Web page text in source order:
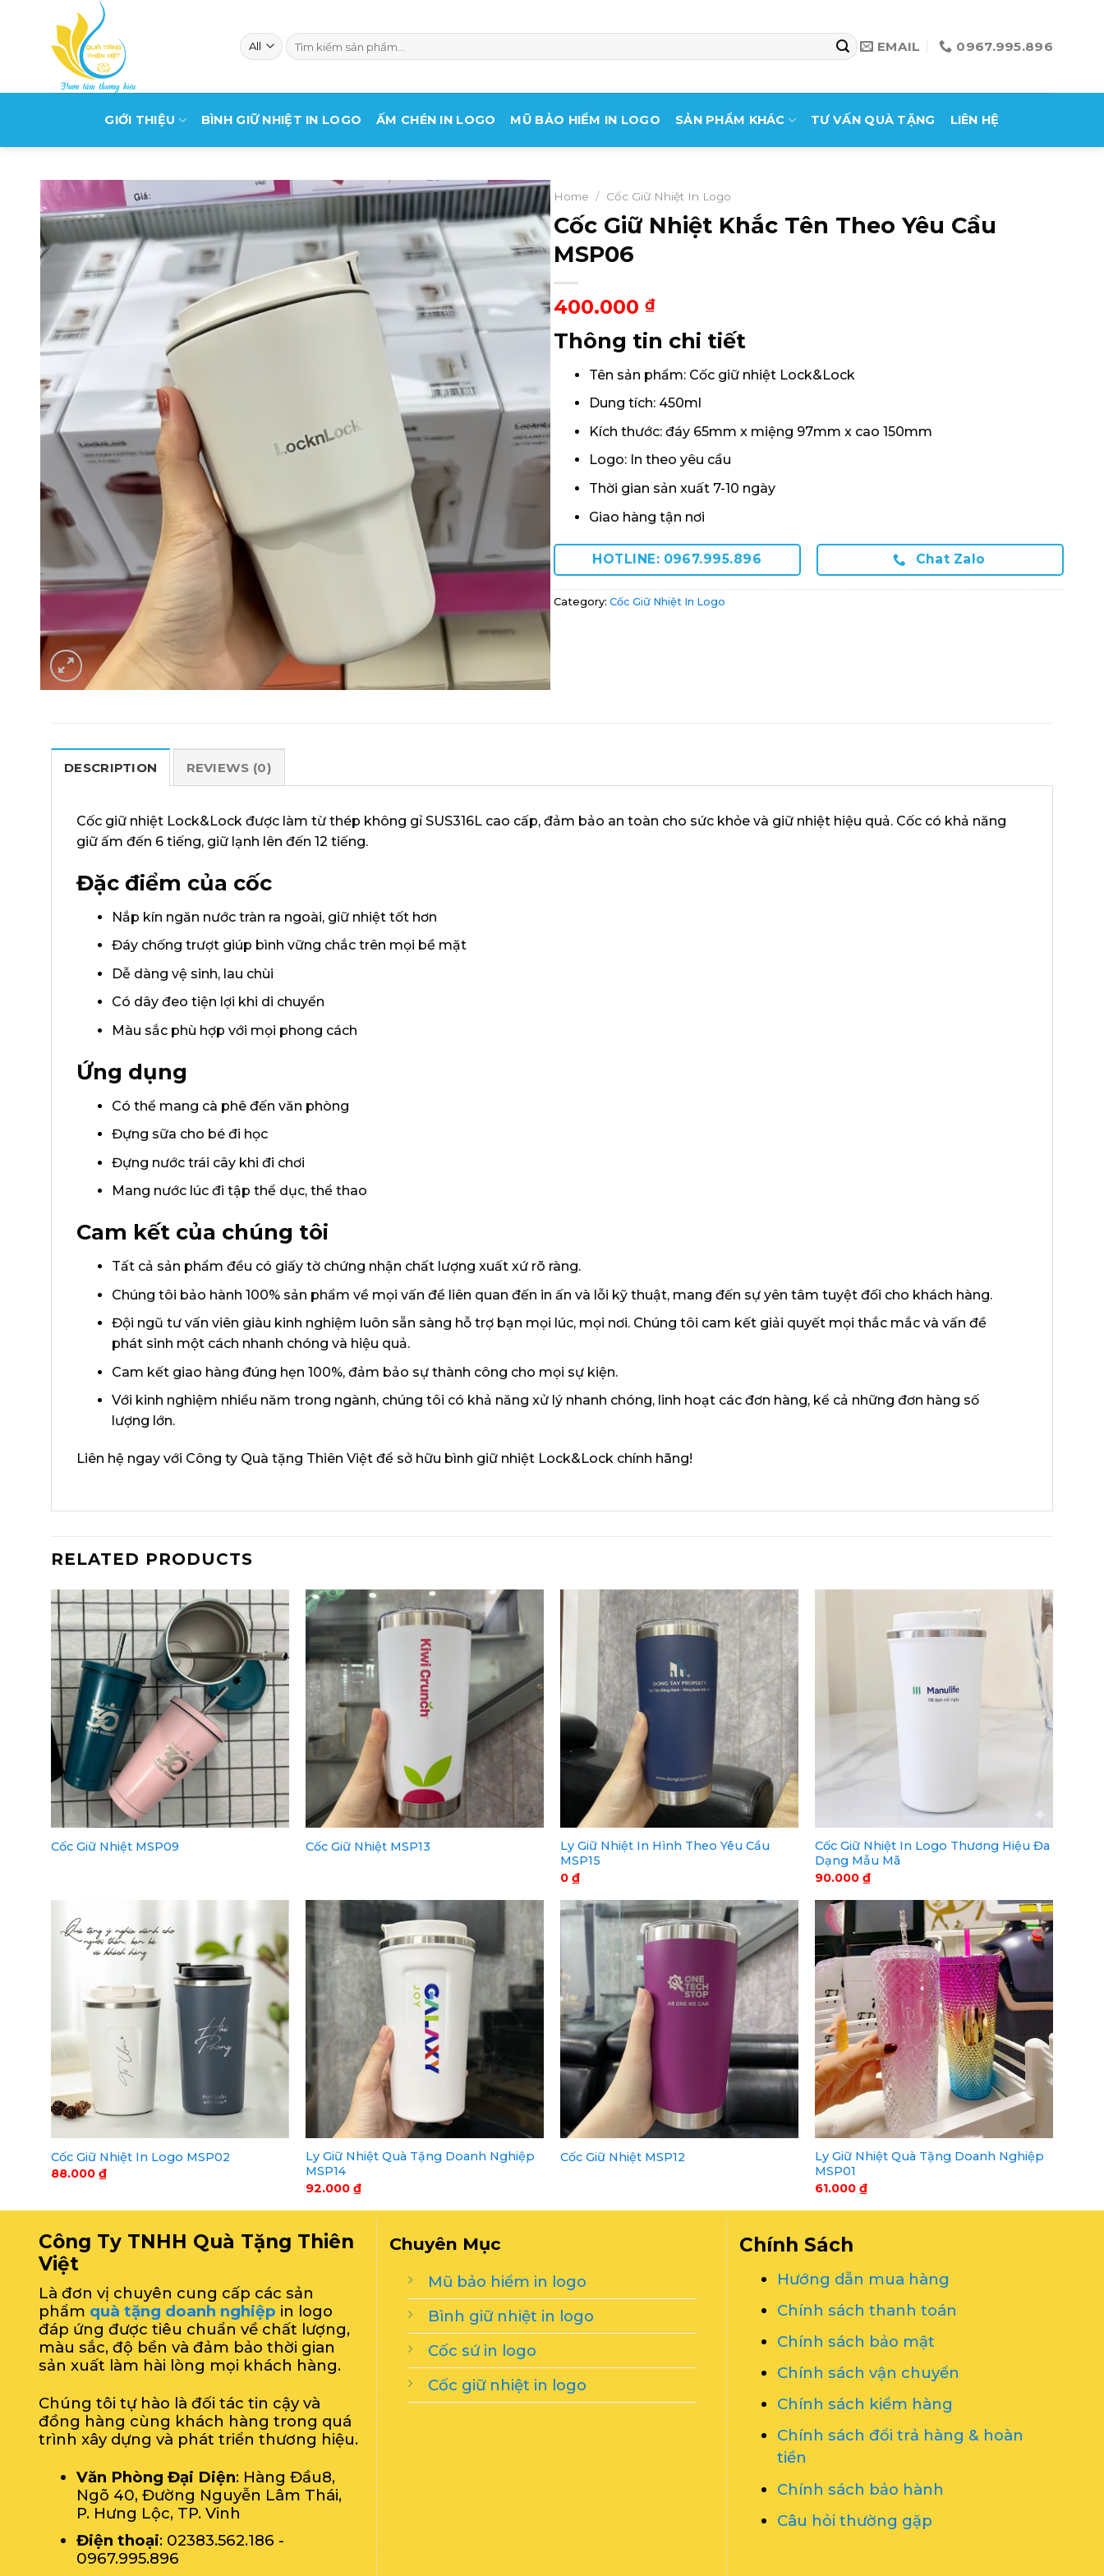
content
Search
for:
EMAIL 0967.995.896
GIỚI THIỆU BÌNH GIỮ NHIỆT IN LOGO ẤM CHÉN IN LOGO MŨ BẢO HIỂM IN LOGO SẢN PHẨM KHÁC TƯ VẤN QUÀ TẶNG LIÊN HỆ
Home / Cốc Giữ Nhiệt In Logo
Cốc Giữ Nhiệt Khắc Tên Theo Yêu Cầu
MSP06
400.000 ₫
Thông tin chi tiết
Tên sản phẩm: Cốc giữ nhiệt Lock&Lock
Dung tích: 450ml
Kích thước: đáy 65mm x miệng 97mm x cao 150mm
Logo: In theo yêu cầu
Thời gian sản xuất 7-10 ngày
Giao hàng tận nơi
HOTLINE: 0967.995.896 Chat Zalo
Category: Cốc Giữ Nhiệt In Logo
DESCRIPTION REVIEWS (0)
Cốc giữ nhiệt Lock&Lock được làm từ thép không gỉ SUS316L cao cấp, đảm bảo an toàn cho sức khỏe và giữ nhiệt hiệu quả. Cốc có khả năng
giữ ấm đến 6 tiếng, giữ lạnh lên đến 12 tiếng.
Đặc điểm của cốc
Nắp kín ngăn nước tràn ra ngoài, giữ nhiệt tốt hơn
Đáy chống trượt giúp bình vững chắc trên mọi bề mặt
Dễ dàng vệ sinh, lau chùi
Có dây đeo tiện lợi khi di chuyển
Màu sắc phù hợp với mọi phong cách
Ứng dụng
Có thể mang cà phê đến văn phòng
Đựng sữa cho bé đi học
Đựng nước trái cây khi đi chơi
Mang nước lúc đi tập thể dục, thể thao
Cam kết của chúng tôi
Tất cả sản phẩm đều có giấy tờ chứng nhận chất lượng xuất xứ rõ ràng.
Chúng tôi bảo hành 100% sản phẩm về mọi vấn đề liên quan đến in ấn và lỗi kỹ thuật, mang đến sự yên tâm tuyệt đối cho khách hàng.
Đội ngũ tư vấn viên giàu kinh nghiệm luôn sẵn sàng hỗ trợ bạn mọi lúc, mọi nơi. Chúng tôi cam kết giải quyết mọi thắc mắc và vấn đề
phát sinh một cách nhanh chóng và hiệu quả.
Cam kết giao hàng đúng hẹn 100%, đảm bảo sự thành công cho mọi sự kiện.
Với kinh nghiệm nhiều năm trong ngành, chúng tôi có khả năng xử lý nhanh chóng, linh hoạt các đơn hàng, kể cả những đơn hàng số
lượng lớn.
Liên hệ ngay với Công ty Quà tặng Thiên Việt để sở hữu bình giữ nhiệt Lock&Lock chính hãng!
RELATED PRODUCTS
Cốc Giữ Nhiệt MSP09 Cốc Giữ Nhiệt MSP13
Ly Giữ Nhiệt In Hình Theo Yêu Cầu
MSP15
0 ₫
Cốc Giữ Nhiệt In Logo Thương Hiệu Đa
Dạng Mẫu Mã
90.000 ₫
Cốc Giữ Nhiệt In Logo MSP02
88.000 ₫
Ly Giữ Nhiệt Quà Tặng Doanh Nghiệp
MSP14
92.000 ₫
Cốc Giữ Nhiệt MSP12
Ly Giữ Nhiệt Quà Tặng Doanh Nghiệp
MSP01
61.000 ₫
Công Ty TNHH Quà Tặng Thiên
Việt
Là đơn vị chuyên cung cấp các sản
phẩm quà tặng doanh nghiệp in logo
đáp ứng được tiêu chuẩn về chất lượng,
màu sắc, độ bền và đảm bảo thời gian
sản xuất làm hài lòng mọi khách hàng.
Chúng tôi tự hào là đối tác tin cậy và
đồng hàng cùng khách hàng trong quá
trình xây dựng và phát triển thương hiệu.
Văn Phòng Đại Diện: Hàng Đầu8,
Ngõ 40, Đường Nguyễn Lâm Thái,
P. Hưng Lộc, TP. Vinh
Điện thoại: 02383.562.186 -
0967.995.896
Chuyên Mục
Mũ bảo hiểm in logo
Bình giữ nhiệt in logo
Cốc sứ in logo
Cốc giữ nhiệt in logo
Chính Sách
Hướng dẫn mua hàng
Chính sách thanh toán
Chính sách bảo mật
Chính sách vận chuyển
Chính sách kiểm hàng
Chính sách đổi trả hàng & hoàn
tiền
Chính sách bảo hành
Câu hỏi thường gặp